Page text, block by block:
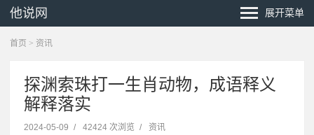
他说网 展开菜单
首页 > 资讯
探渊索珠打一生肖动物，成语释义
解释落实
2024-05-09 / 42424 次浏览 / 资讯